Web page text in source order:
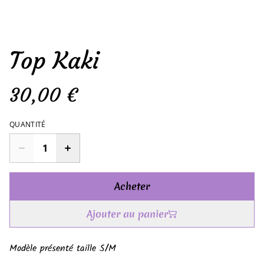
Top Kaki
30,00 €
QUANTITÉ
Acheter
Ajouter au panier
Modèle présenté taille S/M